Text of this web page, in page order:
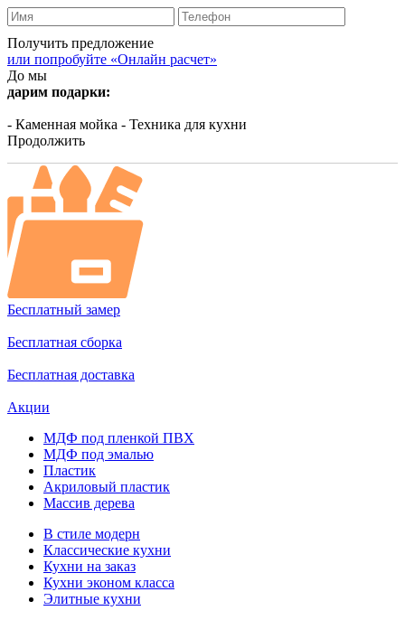
Получить предложение
или попробуйте «Онлайн расчет»
До мы
дарим подарки:
- Каменная мойка - Техника для кухни
Продолжить
Бесплатный замер
Бесплатная сборка
Бесплатная доставка
Акции
МДФ под пленкой ПВХ
МДФ под эмалью
Пластик
Акриловый пластик
Массив дерева
В стиле модерн
Классические кухни
Кухни на заказ
Кухни эконом класса
Элитные кухни